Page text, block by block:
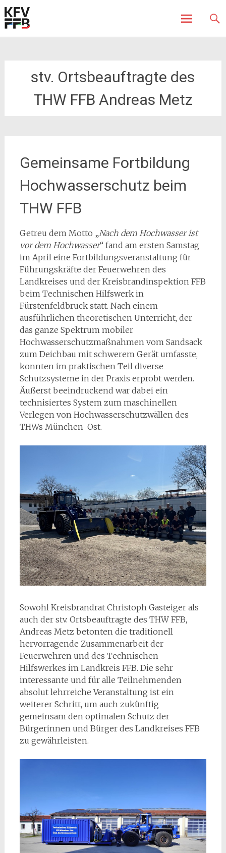
stv. Ortsbeauftragte des
THW FFB Andreas Metz
Gemeinsame Fortbildung
Hochwasserschutz beim
THW FFB
Getreu dem Motto „Nach dem Hochwasser ist
vor dem Hochwasser“ fand am ersten Samstag
im April eine Fortbildungsveranstaltung für
Führungskräfte der Feuerwehren des
Landkreises und der Kreisbrandinspektion FFB
beim Technischen Hilfswerk in
Fürstenfeldbruck statt. Nach einem
ausführlichen theoretischen Unterricht, der
das ganze Spektrum mobiler
Hochwasserschutzmaßnahmen vom Sandsack
zum Deichbau mit schwerem Gerät umfasste,
konnten im praktischen Teil diverse
Schutzsysteme in der Praxis erprobt werden.
Äußerst beeindruckend war dabei ein
technisiertes System zum maschinellen
Verlegen von Hochwasserschutzwällen des
THWs München-Ost.
Sowohl Kreisbrandrat Christoph Gasteiger als
auch der stv. Ortsbeauftragte des THW FFB,
Andreas Metz betonten die traditionell
hervorragende Zusammenarbeit der
Feuerwehren und des Technischen
Hilfswerkes im Landkreis FFB. Die sehr
interessante und für alle Teilnehmenden
absolut lehrreiche Veranstaltung ist ein
weiterer Schritt, um auch zukünftig
gemeinsam den optimalen Schutz der
Bürgerinnen und Bürger des Landkreises FFB
zu gewährleisten.